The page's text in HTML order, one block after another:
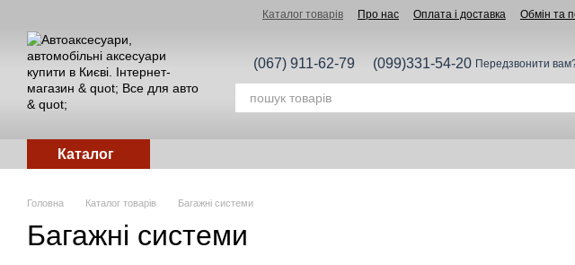
Каталог товарів Про нас Оплата і доставка Обмін та
(067) 911-62-79 (099)331-54-20 Передзвонити
Каталог
Головна Каталог товарів Багажні системи
Багажні системи